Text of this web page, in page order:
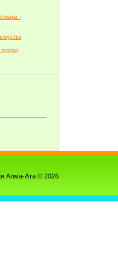
-
Алма-Ата © 2026